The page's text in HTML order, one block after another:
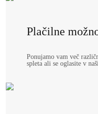
Plačilne
Ponujamo vam več
spleta ali se oglasite v